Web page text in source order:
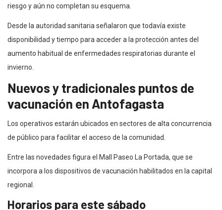
riesgo y aún no completan su esquema.
Desde la autoridad sanitaria señalaron que todavía existe
disponibilidad y tiempo para acceder a la protección antes del
aumento habitual de enfermedades respiratorias durante el
invierno.
Nuevos y tradicionales puntos de
vacunación en Antofagasta
Los operativos estarán ubicados en sectores de alta concurrencia
de público para facilitar el acceso de la comunidad.
Entre las novedades figura el Mall Paseo La Portada, que se
incorpora a los dispositivos de vacunación habilitados en la capital
regional.
Horarios para este sábado